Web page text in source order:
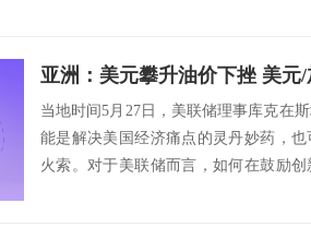
亚洲：美元攀升油价下挫 美元
当地时间5月27日，美联储理事库克在
能是解决美国经济痛点的灵丹妙药，
火索。对于美联储而言，如何在鼓励